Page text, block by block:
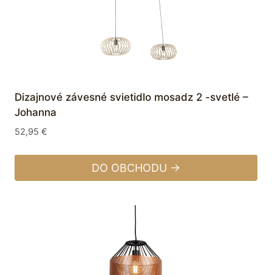
Dizajnové závesné svietidlo mosadz 2 -svetlé –
Johanna
52,95 €
DO OBCHODU →